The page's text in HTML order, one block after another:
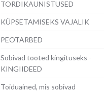
TORDIKAUNISTUSED
KÜPSETAMISEKS VAJALIK
PEOTARBED
Sobivad tooted kingituseks -
KINGIIDEED
Toiduained, mis sobivad